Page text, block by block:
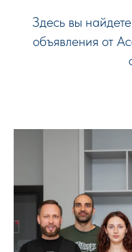
Здесь вы
объявления от